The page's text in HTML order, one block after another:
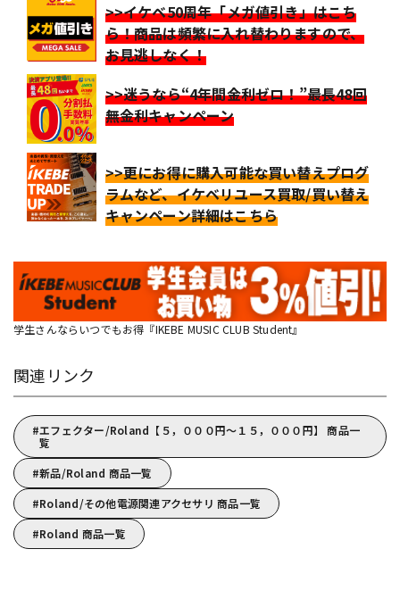
>>イケベ50周年「メガ値引き」はこち
ら！商品は頻繁に入れ替わりますので、
お見逃しなく！
>>迷うなら“4年間金利ゼロ！”最長48回
無金利キャンペーン
>>更にお得に購入可能な買い替えプログ
ラムなど、イケベリユース買取/買い替え
キャンペーン詳細はこちら
学生さんならいつでもお得『IKEBE MUSIC CLUB Student』
関連リンク
エフェクター/Roland【５，０００円～１５，０００円】 商品一
覧
新品/Roland 商品一覧
Roland/その他電源関連アクセサリ 商品一覧
Roland 商品一覧